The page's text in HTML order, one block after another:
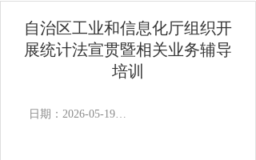
自治区工业和信息化厅组织开
展统计法宣贯暨相关业务辅导
培训